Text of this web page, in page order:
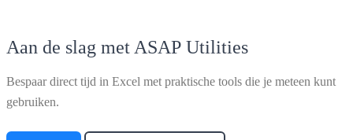
Aan de slag met ASAP Utilities
Bespaar direct tijd in Excel met praktische tools die je meteen kunt
gebruiken.